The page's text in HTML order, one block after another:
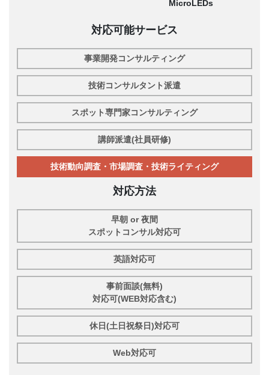
MicroLEDs
対応可能サービス
事業開発コンサルティング
技術コンサルタント派遣
スポット専門家コンサルティング
講師派遣(社員研修)
技術動向調査・市場調査・技術ライティング
対応方法
早朝 or 夜間
スポットコンサル対応可
英語対応可
事前面談(無料)
対応可(WEB対応含む)
休日(土日祝祭日)対応可
Web対応可